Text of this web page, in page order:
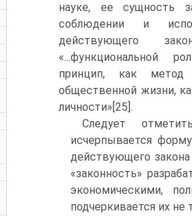
науке, ее сущность
соблюдении и
действующего
«...функциональной
принцип, как метод
общественной жизни,
личности»[25].
Следует
исчерпывается
действующего
«законность»
экономическими,
подчеркивается их